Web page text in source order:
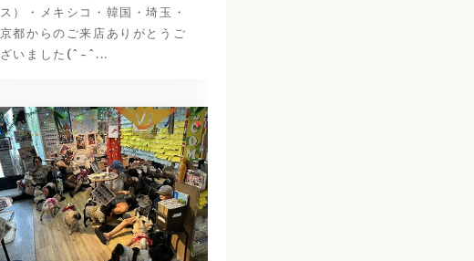
ス）・メキシコ・韓国・埼玉・
京都からのご来店ありがとうご
ざいました(^-^...